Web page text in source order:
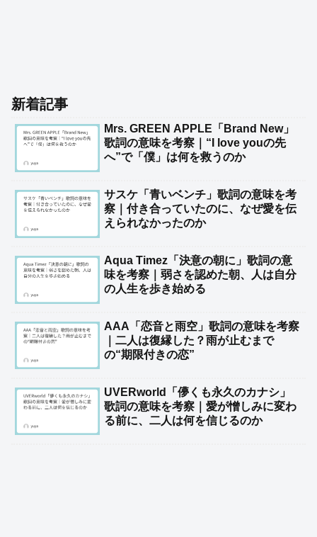
新着記事
Mrs. GREEN APPLE「Brand New」
歌詞の意味を考察｜“I love youの先
へ”で「僕」は何を救うのか
サスケ「青いベンチ」歌詞の意味を考
察｜付き合っていたのに、なぜ愛を伝
えられなかったのか
Aqua Timez「決意の朝に」歌詞の意
味を考察｜弱さを認めた朝、人は自分
の人生を歩き始める
AAA「恋音と雨空」歌詞の意味を考察
｜二人は復縁した？雨が止むまで
の“期限付きの恋”
UVERworld「儚くも永久のカナシ」
歌詞の意味を考察｜愛が憎しみに変わ
る前に、二人は何を信じるのか